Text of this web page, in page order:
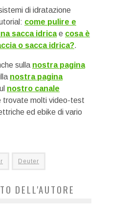
di idratazione
come pulire e
sacca idricae cosa è
o sacca idrica?.
sulla nostra pagina
nostra pagina
nostro canale
trovate molti video-test
ed ebike di vario
Deuter
DELL'AUTORE